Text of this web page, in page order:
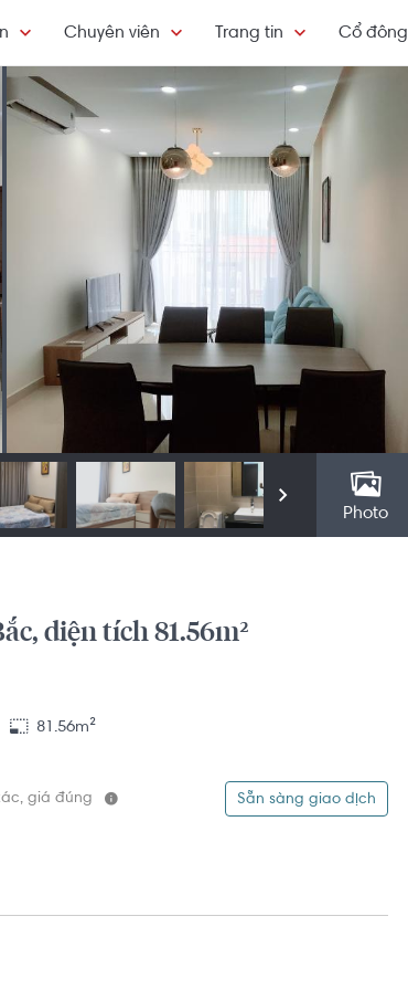
Chuyên viên Trang tin Cổ đông
Photo
diện tích 81.56m²
81.56m²
giá đúng Sẵn sàng giao dịch